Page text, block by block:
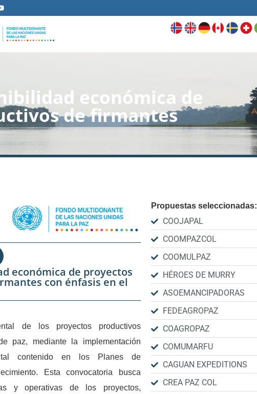
económica de
de firmantes
económica de proyectos
con énfasis en el
de los proyectos productivos
paz, mediante la implementación
contenido en los Planes de
Esta convocatoria busca
y operativas de los proyectos,
Propuestas seleccionadas:
COOJAPAL
COOMPAZCOL
COOMULPAZ
HÉROES DE MURRY
ASOEMANCIPADORAS
FEDEAGROPAZ
COAGROPAZ
COMUMARFU
CAGUAN EXPEDITIONS
CREA PAZ COL